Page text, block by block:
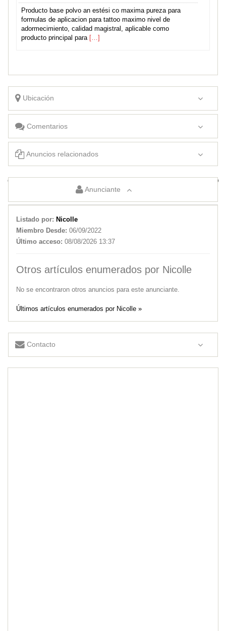
Producto base polvo an estési co maxima pureza para
formulas de aplicacion para tattoo maximo nivel de
adormecimiento, calidad magistral, aplicable como
producto principal para […]
Ubicación
Comentarios
Anuncios relacionados
Cuidador domiciliario ACESORES DE SALUD
Anunciante
Listado por: Nicolle
Miembro Desde: 06/09/2022
Último acceso: 08/08/2026 13:37
Otros artículos enumerados por Nicolle
No se encontraron otros anuncios para este anunciante.
Últimos artículos enumerados por Nicolle »
Contacto